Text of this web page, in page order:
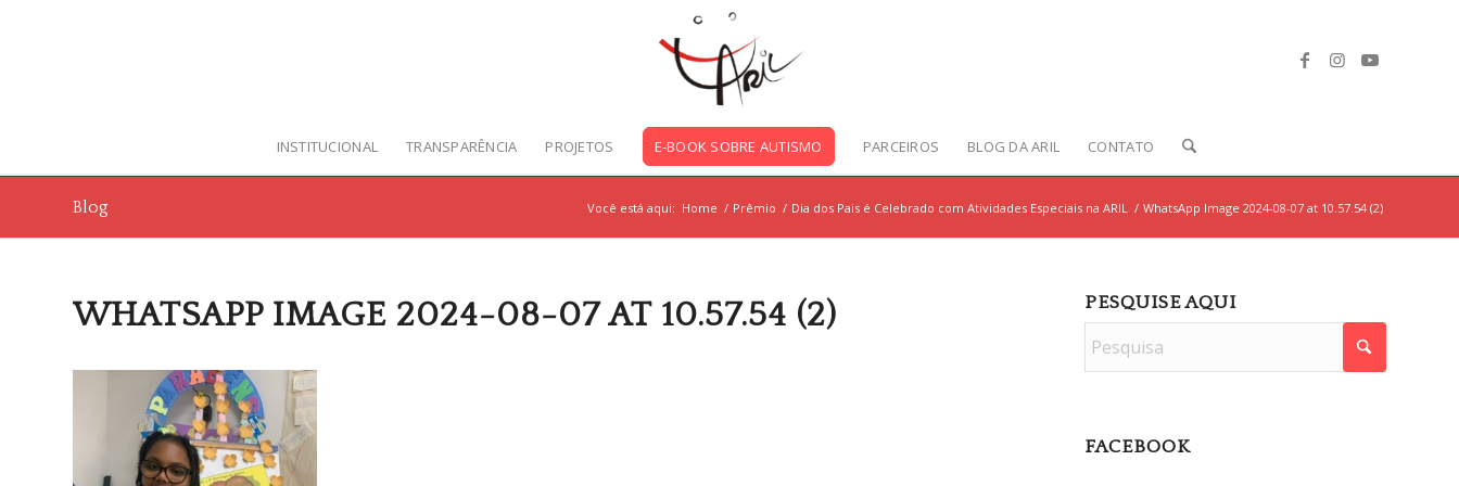
INSTITUCIONAL TRANSPARÊNCIA PROJETOS E-BOOK SOBRE AUTISMO PARCEIROS BLOG DA ARIL CONTATO
Blog Você está aqui: Home / Prêmio / Dia dos Pais é Celebrado com Atividades Especiais na ARIL / WhatsApp Image 2024-08-07 at 10.57.54 (2)
WHATSAPP IMAGE 2024-08-07 AT 10.57.54 (2) PESQUISE AQUI
FACEBOOK